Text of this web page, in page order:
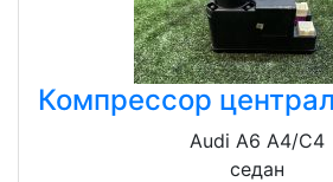
Компрессор
Audi A6 A4/C4
седан